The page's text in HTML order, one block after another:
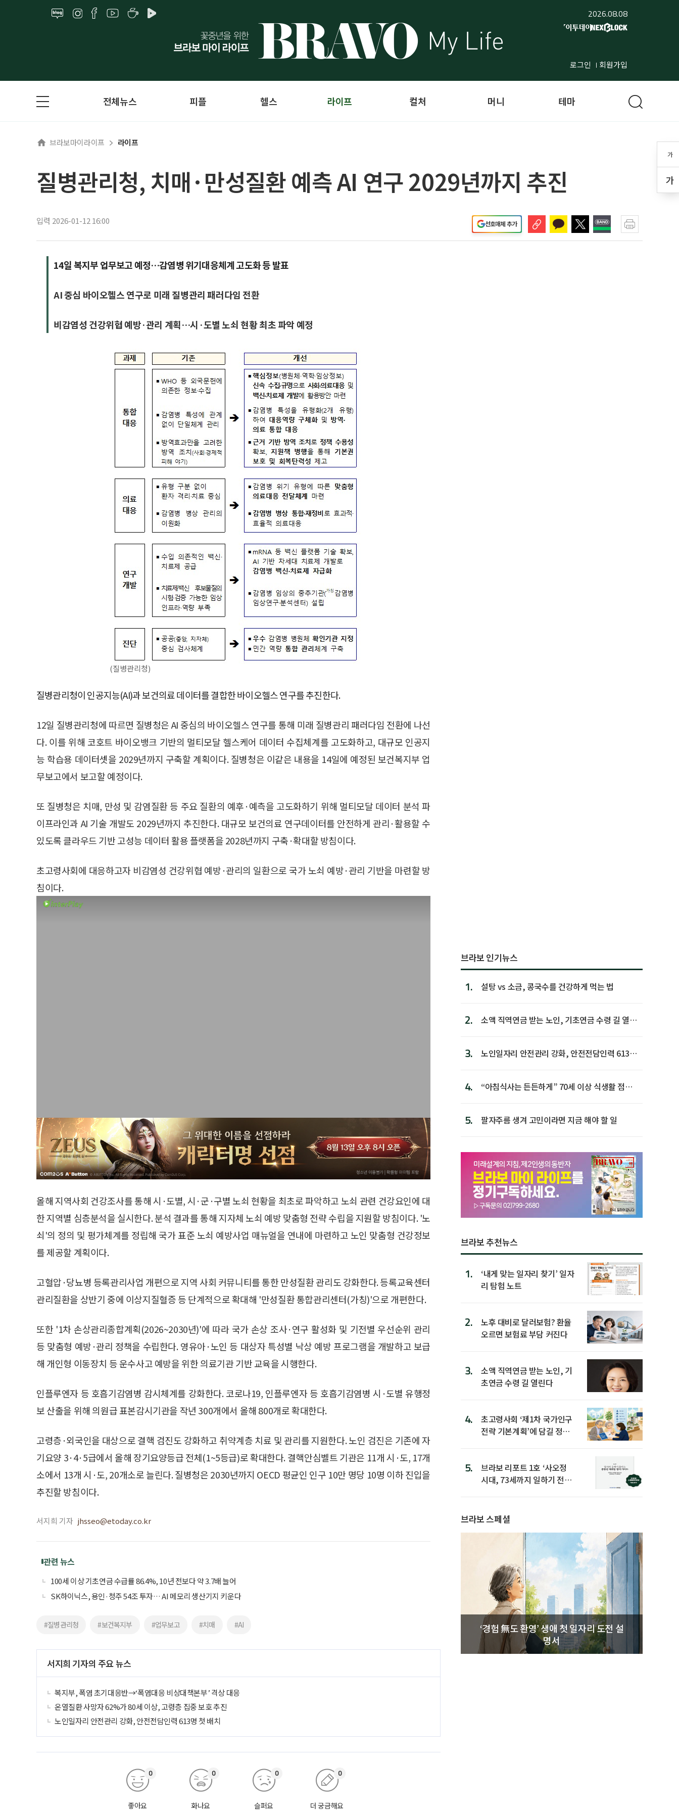
2026.08.08
로그인 회원가입
가
가
전체뉴스 피플 헬스 라이프 컬처 머니 테마
브라보마이라이프 라이프
질병관리청, 치매·만성질환 예측 AI 연구 2029년까지 추진
입력 2026-01-12 16:00 선호매체 추가
14일 복지부 업무보고 예정…감염병 위기대응체계 고도화 등 발표
AI 중심 바이오헬스 연구로 미래 질병관리 패러다임 전환
비감염성 건강위협 예방·관리 계획…시·도별 노쇠 현황 최초 파악 예정
(질병관리청)
질병관리청이 인공지능(AI)과 보건의료 데이터를 결합한 바이오헬스 연구를 추진한다.
12일 질병관리청에 따르면 질병청은 AI 중심의 바이오헬스 연구를 통해 미래 질병관리 패러다임 전환에 나선
다. 이를 위해 코호트 바이오뱅크 기반의 멀티모달 헬스케어 데이터 수집체계를 고도화하고, 대규모 인공지
능 학습용 데이터셋을 2029년까지 구축할 계획이다. 질병청은 이같은 내용을 14일에 예정된 보건복지부 업
무보고에서 보고할 예정이다.
또 질병청은 치매, 만성 및 감염질환 등 주요 질환의 예후·예측을 고도화하기 위해 멀티모달 데이터 분석 파
이프라인과 AI 기술 개발도 2029년까지 추진한다. 대규모 보건의료 연구데이터를 안전하게 관리·활용할 수
있도록 클라우드 기반 고성능 데이터 활용 플랫폼을 2028년까지 구축·확대할 방침이다.
초고령사회에 대응하고자 비감염성 건강위협 예방·관리의 일환으로 국가 노쇠 예방·관리 기반을 마련할 방
침이다.
올해 지역사회 건강조사를 통해 시·도별, 시·군·구별 노쇠 현황을 최초로 파악하고 노쇠 관련 건강요인에 대
한 지역별 심층분석을 실시한다. 분석 결과를 통해 지자체 노쇠 예방 맞춤형 전략 수립을 지원할 방침이다. '노
쇠'의 정의 및 평가체계를 정립해 국가 표준 노쇠 예방사업 매뉴얼을 연내에 마련하고 노인 맞춤형 건강정보
를 제공할 계획이다.
고혈압·당뇨병 등록관리사업 개편으로 지역 사회 커뮤니티를 통한 만성질환 관리도 강화한다. 등록교육센터
관리질환을 상반기 중에 이상지질혈증 등 단계적으로 확대해 '만성질환 통합관리센터(가칭)'으로 개편한다.
또한 '1차 손상관리종합계획(2026~2030년)'에 따라 국가 손상 조사·연구 활성화 및 기전별 우선순위 관리
등 맞춤형 예방·관리 정책을 수립한다. 영유아·노인 등 대상자 특성별 낙상 예방 프로그램을 개발하고 보급
해 개인형 이동장치 등 운수사고 예방을 위한 의료기관 기반 교육을 시행한다.
인플루엔자 등 호흡기감염병 감시체계를 강화한다. 코로나19, 인플루엔자 등 호흡기감염병 시·도별 유행정
보 산출을 위해 의원급 표본감시기관을 작년 300개에서 올해 800개로 확대한다.
고령층·외국인을 대상으로 결핵 검진도 강화하고 취약계층 치료 및 관리를 지원한다. 노인 검진은 기존에 자
기요양 3·4·5급에서 올해 장기요양등급 전체(1~5등급)로 확대한다. 결핵안심벨트 기관은 11개 시·도, 17개
소에서 13개 시·도, 20개소로 늘린다. 질병청은 2030년까지 OECD 평균인 인구 10만 명당 10명 이하 진입을
추진할 방침이다.
서지희 기자 jhsseo@etoday.co.kr
관련 뉴스
100세 이상 기초연금 수급률 86.4%, 10년 전보다 약 3.7배 늘어
SK하이닉스, 용인·청주 54조 투자… AI 메모리 생산기지 키운다
#질병관리청 #보건복지부 #업무보고 #치매 #AI
서지희 기자의 주요 뉴스
복지부, 폭염 초기대응반→‘폭염대응 비상대책본부’ 격상 대응
온열질환 사망자 62%가 80세 이상, 고령층 집중 보호 추진
노인일자리 안전관리 강화, 안전전담인력 613명 첫 배치
좋아요
0
화나요
0
슬퍼요
0
더 궁금해요
0
브라보 인기뉴스
1. 설탕 vs 소금, 콩국수를 건강하게 먹는 법
2.
소액 직역연금 받는 노인, 기초연금 수령 길 열린
3.
노인일자리 안전관리 강화, 안전전담인력 613명
4.
“아침식사는 든든하게” 70세 이상 식생활 점수
5. 팔자주름 생겨 고민이라면 지금 해야 할 일
브라보 추천뉴스
1.
‘내게 맞는 일자리 찾기’ 일자
리 탐험 노트
2.
노후 대비로 달러보험? 환율
오르면 보험료 부담 커진다
3.
소액 직역연금 받는 노인, 기
초연금 수령 길 열린다
4.
초고령사회 ‘제1차 국가인구
전략 기본계획’에 담길 정책
5.
브라보 리포트 1호 ‘사오정
시대, 73세까지 일하기 전략’
브라보 스페셜
‘경험 無도 환영’ 생애 첫 일자리 도전 설
명서